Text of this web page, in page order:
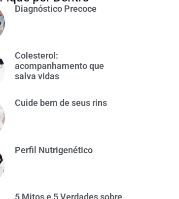
Diagnóstico Precoce
Colesterol:
acompanhamento que
salva vidas
Cuide bem de seus rins
Perfil Nutrigenético
5 Mitos e 5 Verdades sobre